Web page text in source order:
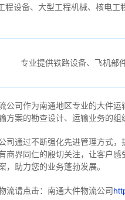
程设备、大型工程机械、核电
专业提供铁路设备、飞机部
公司作为南通地区专业的大件
方案的勘查设计、运输业务的
司通过不断强化先进管理方式
商界同仁的殷切关注， 让客户感
，助力您的业务蓬勃发展。
流请点击：南通大件物流公司